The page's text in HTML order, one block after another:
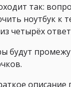
так:
ноутбук к
четырёх
будут
описание